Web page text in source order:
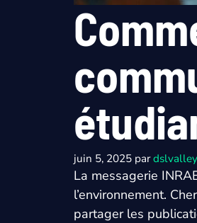
juin 5, 2025 pardslvalley
La messagerie
l’environnement.
partager les